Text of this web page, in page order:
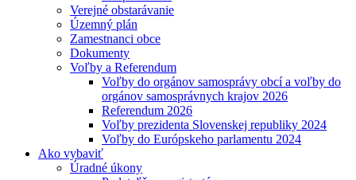
Verejné obstarávanie
Územný plán
Zamestnanci obce
Dokumenty
Voľby a Referendum
Voľby do orgánov samosprávy obcí a voľby do
orgánov samosprávnych krajov 2026
Referendum 2026
Voľby prezidenta Slovenskej republiky 2024
Voľby do Európskeho parlamentu 2024
Ako vybaviť
Úradné úkony